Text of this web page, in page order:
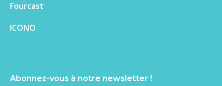
Fourcast
ICONO
Abonnez-vous à notre newsletter !